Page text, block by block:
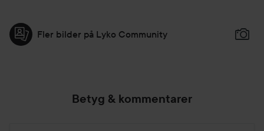
Fler bilder på Lyko Community
Betyg & kommentarer